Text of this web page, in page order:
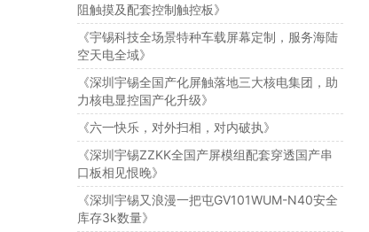
阻触摸及配套控制触控板》
《宇锡科技全场景特种车载屏幕定制，服务海陆
空天电全域》
《深圳宇锡全国产化屏触落地三大核电集团，助
力核电显控国产化升级》
《六一快乐，对外扫相，对内破执》
《深圳宇锡ZZKK全国产屏模组配套穿透国产串
口板相见恨晚》
《深圳宇锡又浪漫一把屯GV101WUM-N40安全
库存3k数量》